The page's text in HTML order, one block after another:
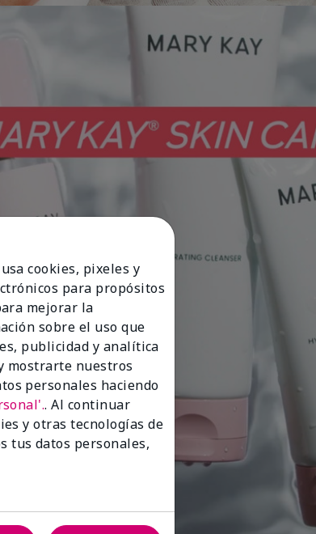
cookies, pixeles y
para propósitos
mejorar la
sobre el uso que
publicidad y analítica
mostrarte nuestros
personales haciendo
. Al continuar
y otras tecnologías de
tus datos personales,